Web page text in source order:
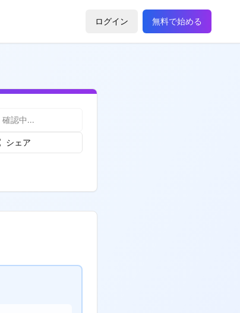
ログイン 無料で始める
確認中...
シェア